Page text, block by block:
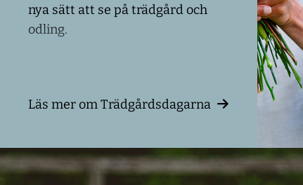
nya sätt att se på trädgård och
odling.
Läs mer om Trädgårdsdagarna